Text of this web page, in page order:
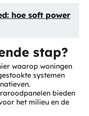
hoe soft power
stap?
waarop woningen
systemen
bieden
het milieu en de